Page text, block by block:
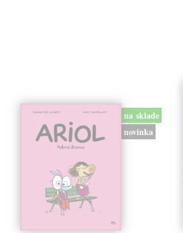
na sklade
novinka